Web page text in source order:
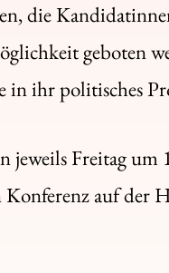
die
geboten
in ihr politisches
jeweils Freitag
Konferenz auf